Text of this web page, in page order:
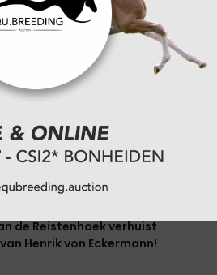
wint hoofdrubriek VOR in
VOLGENDE
de Reistenhoek verhuist
Henrik von Eckermann!